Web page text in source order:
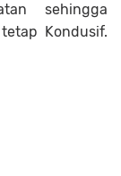
sehingga
Kondusif.